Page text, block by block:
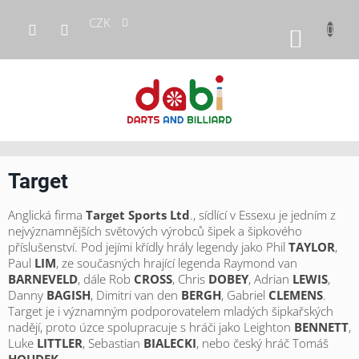
obsah
CZK
KOŠÍK
Target
Anglická firma Target Sports Ltd., sídlící v Essexu je jedním z
nejvýznamnějších světových výrobců šipek a šipkového
příslušenství. Pod jejími křídly hrály legendy jako Phil TAYLOR,
Paul LIM, ze současných hrající legenda Raymond van
BARNEVELD, dále Rob CROSS, Chris DOBEY, Adrian LEWIS,
Danny BAGISH, Dimitri van den BERGH, Gabriel CLEMENS.
Target je i významným podporovatelem mladých šipkařských
nadějí, proto úzce spolupracuje s hráči jako Leighton BENNETT,
Luke LITTLER, Sebastian BIALECKI, nebo český hráč Tomáš